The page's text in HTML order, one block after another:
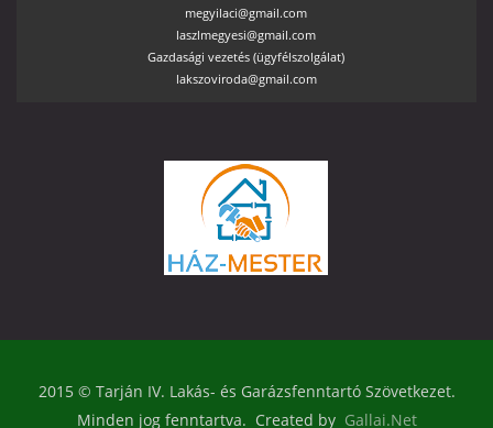
megyilaci@gmail.com
laszlmegyesi@gmail.com
Gazdasági vezetés (ügyfélszolgálat)
lakszoviroda@gmail.com
2015 © Tarján IV. Lakás- és Garázsfenntartó Szövetkezet.
Minden jog fenntartva. Created by Gallai.Net